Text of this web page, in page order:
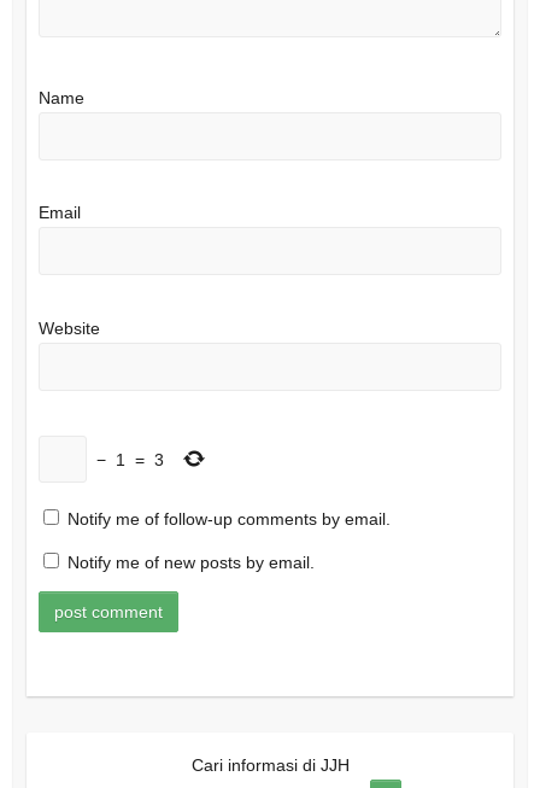
Name
Email
Website
− 1 = 3
Notify me of follow-up comments by email.
Notify me of new posts by email.
Cari informasi di JJH